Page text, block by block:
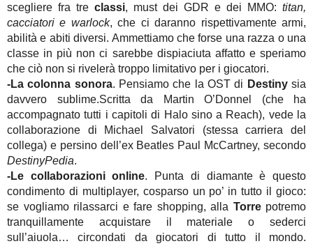
scegliere fra tre classi, must dei GDR e dei MMO: titan,
cacciatori e warlock, che ci daranno rispettivamente armi,
abilità e abiti diversi. Ammettiamo che forse una razza o una
classe in più non ci sarebbe dispiaciuta affatto e speriamo
che ciò non si rivelerà troppo limitativo per i giocatori.
-La colonna sonora. Pensiamo che la OST di Destinysia
davvero sublime.Scritta da Martin O’Donnel (che ha
accompagnato tutti i capitoli di Halo sino a Reach), vede la
collaborazione di Michael Salvatori (stessa carriera del
collega) e persino dell’ex Beatles Paul McCartney, secondo
DestinyPedia.
-Le collaborazioni online. Punta di diamante è questo
condimento di multiplayer, cosparso un po’ in tutto il gioco:
se vogliamo rilassarci e fare shopping, alla Torrepotremo
tranquillamente acquistare il materiale o sederci
sull’aiuola… circondati da giocatori di tutto il mondo.